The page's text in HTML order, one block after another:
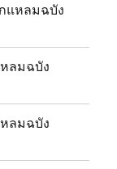
แหลมฉบัง
ลมฉบัง
ลมฉบัง